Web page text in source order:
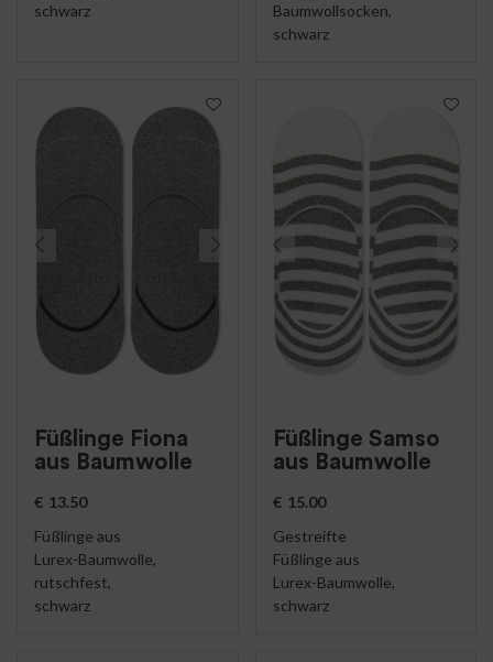
schwarz
Baumwollsocken,
schwarz
Füßlinge Fiona
aus Baumwolle
€ 13.50
Füßlinge aus
Lurex-Baumwolle,
rutschfest,
schwarz
Füßlinge Samso
aus Baumwolle
€ 15.00
Gestreifte
Füßlinge aus
Lurex-Baumwolle,
schwarz